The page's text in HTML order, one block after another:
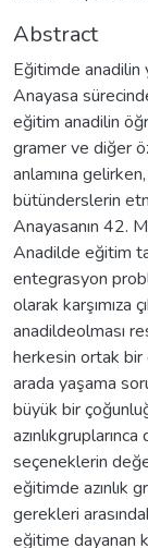
Abstract
Eğitimde
Anayasa
eğitim anadilin
gramer ve diğer
anlamına
bütünderslerin
Anayasanın 42.
Anadilde eğitim
entegrasyon
olarak karşımıza
anadildeolması
herkesin ortak bir
arada yaşama
büyük bir
seçeneklerin
eğitimde azınlık
gerekleri
eğitime dayanan